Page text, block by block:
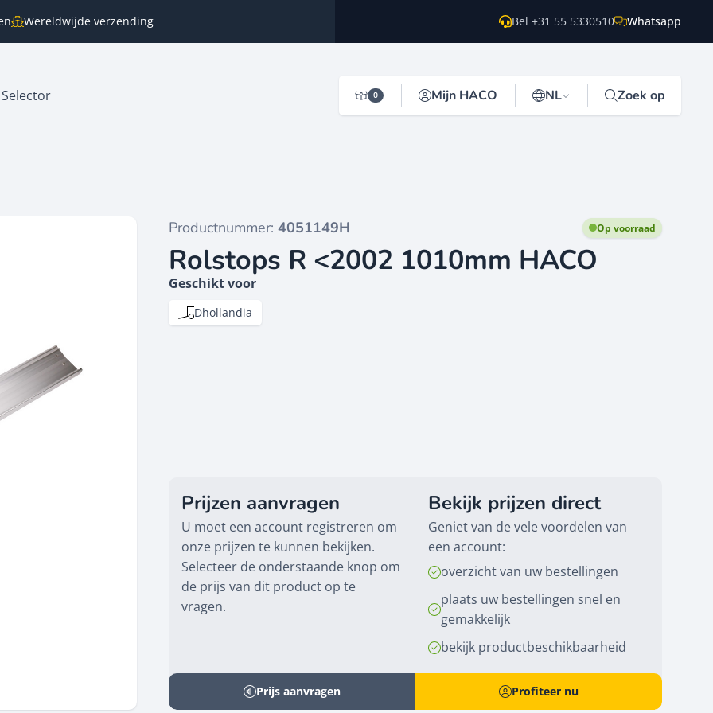
Wereldwijde verzending Bel +31 55 5330510 Whatsapp
0 Mijn HACO NL Zoek op
Productnummer: 4051149H Op voorraad
Rolstops R <2002 1010mm HACO
Geschikt voor
Dhollandia
Prijzen aanvragen
U moet een account registreren om
onze prijzen te kunnen bekijken.
Selecteer de onderstaande knop om
de prijs van dit product op te
vragen.
Prijs aanvragen
Bekijk prijzen direct
Geniet van de vele voordelen van
een account:
overzicht van uw bestellingen
plaats uw bestellingen snel en
gemakkelijk
bekijk productbeschikbaarheid
Profiteer nu